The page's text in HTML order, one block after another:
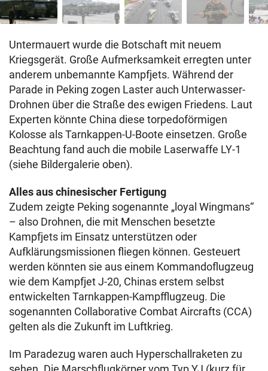
Untermauert wurde die Botschaft mit neuem
Kriegsgerät. Große Aufmerksamkeit erregten unter
anderem unbemannte Kampfjets. Während der
Parade in Peking zogen Laster auch Unterwasser-
Drohnen über die Straße des ewigen Friedens. Laut
Experten könnte China diese torpedoförmigen
Kolosse als Tarnkappen-U-Boote einsetzen. Große
Beachtung fand auch die mobile Laserwaffe LY-1
(siehe Bildergalerie oben).
Alles aus chinesischer Fertigung
Zudem zeigte Peking sogenannte „loyal Wingmans“
– also Drohnen, die mit Menschen besetzte
Kampfjets im Einsatz unterstützen oder
Aufklärungsmissionen fliegen können. Gesteuert
werden könnten sie aus einem Kommandoflugzeug
wie dem Kampfjet J-20, Chinas erstem selbst
entwickelten Tarnkappen-Kampfflugzeug. Die
sogenannten Collaborative Combat Aircrafts (CCA)
gelten als die Zukunft im Luftkrieg.
Im Paradezug waren auch Hyperschallraketen zu